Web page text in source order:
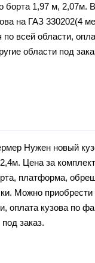
борта 1,97 м, 2,07м.
на ГАЗ 330202(4
всей области,
области под
Нужен новый
Цена за
платформа,
Можно
оплата кузова по
заказ.